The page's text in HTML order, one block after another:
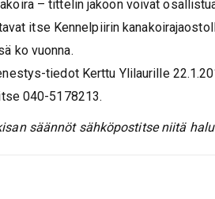
– tittelin jakoon voivat
itse Kennelpiirin
ko vuonna.
tiedot Kerttu Ylilaurille
040-5178213.
säännöt sähköpostitse niitä